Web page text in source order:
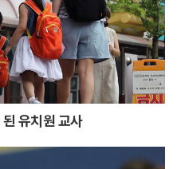
유치원 교사